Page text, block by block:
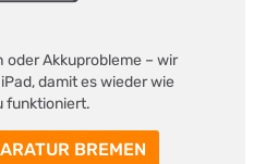
oder Akkuprobleme – wir
damit es wieder wie
funktioniert.
BREMEN